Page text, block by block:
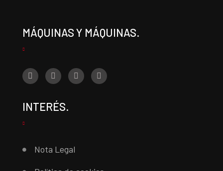
MÁQUINAS Y MÁQUINAS.
INTERÉS.
Nota Legal